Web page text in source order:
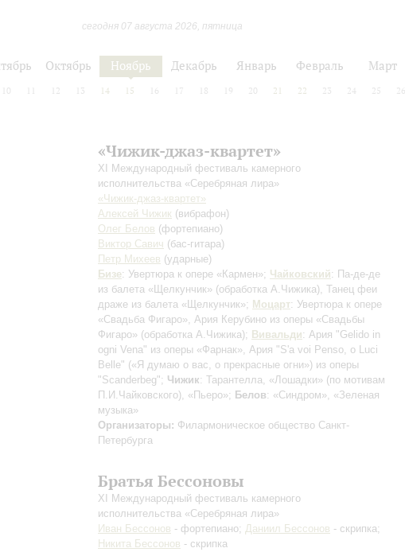
сегодня 07 августа 2026, пятница
Октябрь Ноябрь Декабрь Январь Февраль Март
10 12 13 14 15 16 17 18 19 20 21 22 23 24 25 26
«Чижик-джаз-квартет»
XI Международный фестиваль камерного
исполнительства «Серебряная лира»
«Чижик-джаз-квартет»
Алексей Чижик (вибрафон)
Олег Белов (фортепиано)
Виктор Савич (бас-гитара)
Петр Михеев (ударные)
Бизе: Увертюра к опере «Кармен»; Чайковский: Па-де-де
из балета «Щелкунчик» (обработка А.Чижика), Танец феи
драже из балета «Щелкунчик»; Моцарт: Увертюра к опере
«Свадьба Фигаро», Ария Керубино из оперы «Свадьбы
Фигаро» (обработка А.Чижика); Вивальди: Ария "Gelido in
ogni Vena" из оперы «Фарнак», Ария "S'a voi Penso, o Luci
Belle" («Я думаю о вас, о прекрасные огни») из оперы
"Scanderbeg"; Чижик: Тарантелла, «Лошадки» (по мотивам
П.И.Чайковского), «Пьеро»; Белов: «Синдром», «Зеленая
музыка»
Организаторы: Филармоническое общество Санкт-
Петербурга
Братья Бессоновы
XI Международный фестиваль камерного
исполнительства «Серебряная лира»
Иван Бессонов - фортепиано; Даниил Бессонов - скрипка;
Никита Бессонов - скрипка